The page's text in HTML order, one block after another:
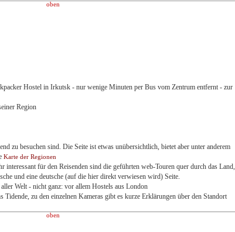
oben
Hostel in Irkutsk - nur wenige Minuten per Bus vom Zentrum entfernt - zur
Region
zu besuchen sind. Die Seite ist etwas unübersichtlich, bietet aber unter anderem
Karte der Regionen
interessant für den Reisenden sind die geführten web-Touren quer durch das Land,
und eine deutsche (auf die hier direkt verwiesen wird) Seite.
Welt - nicht ganz: vor allem Hostels aus London
Tidende, zu den einzelnen Kameras gibt es kurze Erklärungen über den Standort
oben